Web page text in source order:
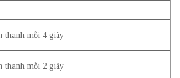
thanh mỗi 4 giây
thanh mỗi 2 giây